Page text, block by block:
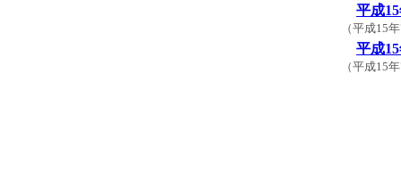
平成
（平成15
平成
（平成15